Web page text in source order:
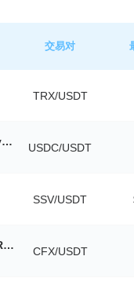
交易对
TRX/USDT
USD Coin Avalanche Bridged (USDC.e) USDC/USDT
SSV/USDT
CRYPTOFOREX CFX/USDT